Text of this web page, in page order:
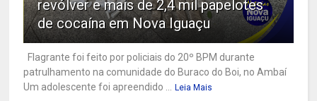
revólver e mais de 2,4 mil papelotes
de cocaína em Nova Iguaçu
Flagrante foi feito por policiais do 20º BPM durante
patrulhamento na comunidade do Buraco do Boi, no Ambaí
Um adolescente foi apreendido ...
Leia Mais